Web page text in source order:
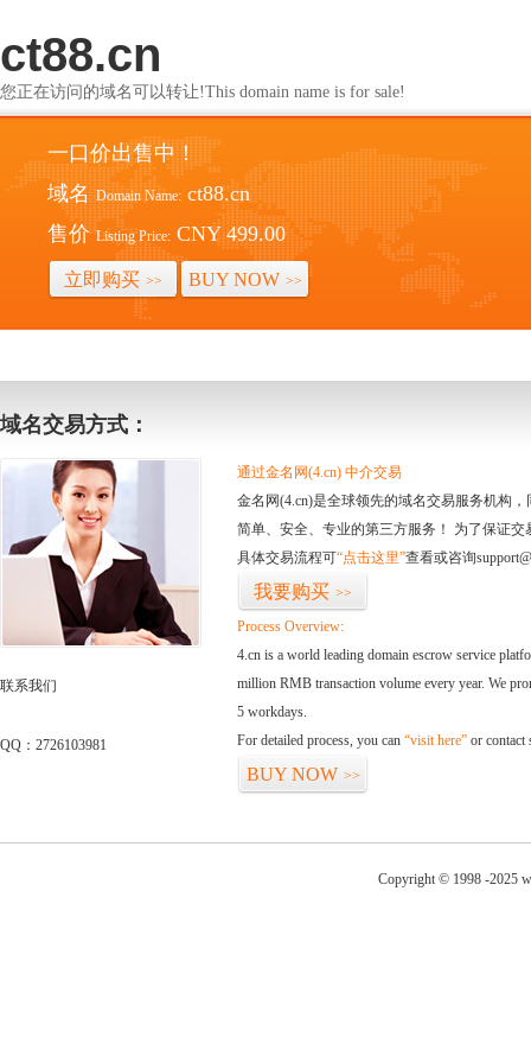
ct88.cn
您正在访问的域名可以转让!This domain name is for sale!
一口价出售中！
域名 Domain Name: ct88.cn
售价 Listing Price: CNY 499.00
立即购买 >> BUY NOW >>
域名交易方式：
联系我们
QQ：2726103981
通过金名网(4.cn) 中介交易
金名网(4.cn)是全球领先的域名交易服务机构
简单、安全、专业的第三方服务！ 为了保证
具体交易流程可“点击这里”查看或咨询
我要购买 >>
Process Overview:
4.cn is a world leading domain escrow service
million RMB transaction volume every year. We
5 workdays.
For detailed process, you can “visit here” or contact
BUY NOW >>
Copyright © 1998 -2025